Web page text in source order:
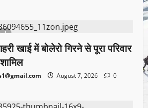
खाई में बोलेरो गिरने से पूरा परिवार
August 7, 2026
0